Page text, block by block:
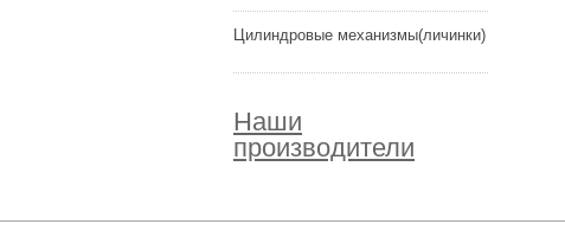
Цилиндровые механизмы(личинки)
Наши
производители